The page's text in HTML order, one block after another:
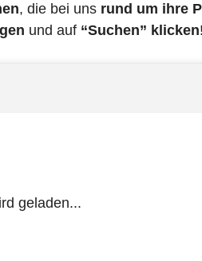
, die bei uns rund um ihre
und auf “Suchen” klicken!
geladen...